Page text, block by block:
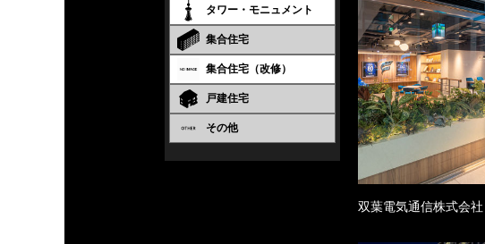
タワー・モニュメント
集合住宅
集合住宅（改修）
戸建住宅
その他
双葉電気通信株式会